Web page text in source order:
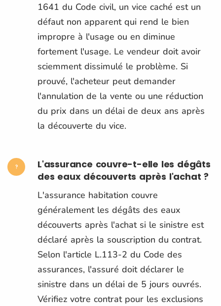
1641 du Code civil, un vice caché est un
défaut non apparent qui rend le bien
impropre à l'usage ou en diminue
fortement l'usage. Le vendeur doit avoir
sciemment dissimulé le problème. Si
prouvé, l'acheteur peut demander
l'annulation de la vente ou une réduction
du prix dans un délai de deux ans après
la découverte du vice.
L'assurance couvre-t-elle les dégâts
des eaux découverts après l'achat ?
L'assurance habitation couvre
généralement les dégâts des eaux
découverts après l'achat si le sinistre est
déclaré après la souscription du contrat.
Selon l'article L.113-2 du Code des
assurances, l'assuré doit déclarer le
sinistre dans un délai de 5 jours ouvrés.
Vérifiez votre contrat pour les exclusions